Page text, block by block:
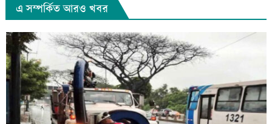
এ সম্পর্কিত আরও খবর